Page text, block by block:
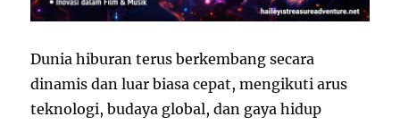
Dunia hiburan terus berkembang secara
dinamis dan luar biasa cepat, mengikuti arus
teknologi, budaya global, dan gaya hidup